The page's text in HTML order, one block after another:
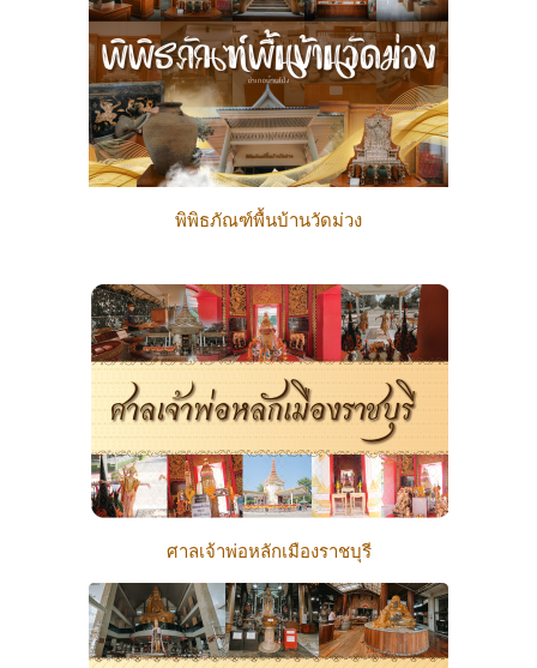
พิพิธภัณฑ์พื้นบ้านวัดม่วง
ศาลเจ้าพ่อหลักเมืองราชบุรี